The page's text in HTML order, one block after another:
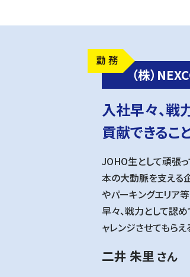
（株）
入社早々、戦
貢献できるこ
JOHO生として頑張っ
本の大動脈を支える
やパーキングエリア
早々、戦力として認
ャレンジさせてもら
二井 朱里 さん